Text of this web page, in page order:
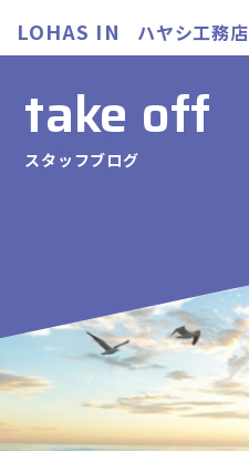
LOHAS IN ハヤシ工務店
take off
スタッフブログ